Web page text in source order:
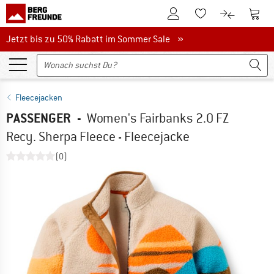
Zum KundenkontoZum Merkzettel.
Zum Zum
Jetzt bis zu 50% Rabatt im Sommer Sale
Jetzt bis zu 50% Rabatt im Sommer Sale »
Fleecejacken
PASSENGER - Women's Fairbanks 2.0 FZ
Recy. Sherpa Fleece - Fleecejacke
(0)